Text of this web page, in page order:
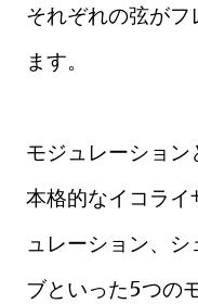
それぞれの弦がフ
ます。
モジュレーション
本格的なイコラ
ュレーション、
ブといった5つの